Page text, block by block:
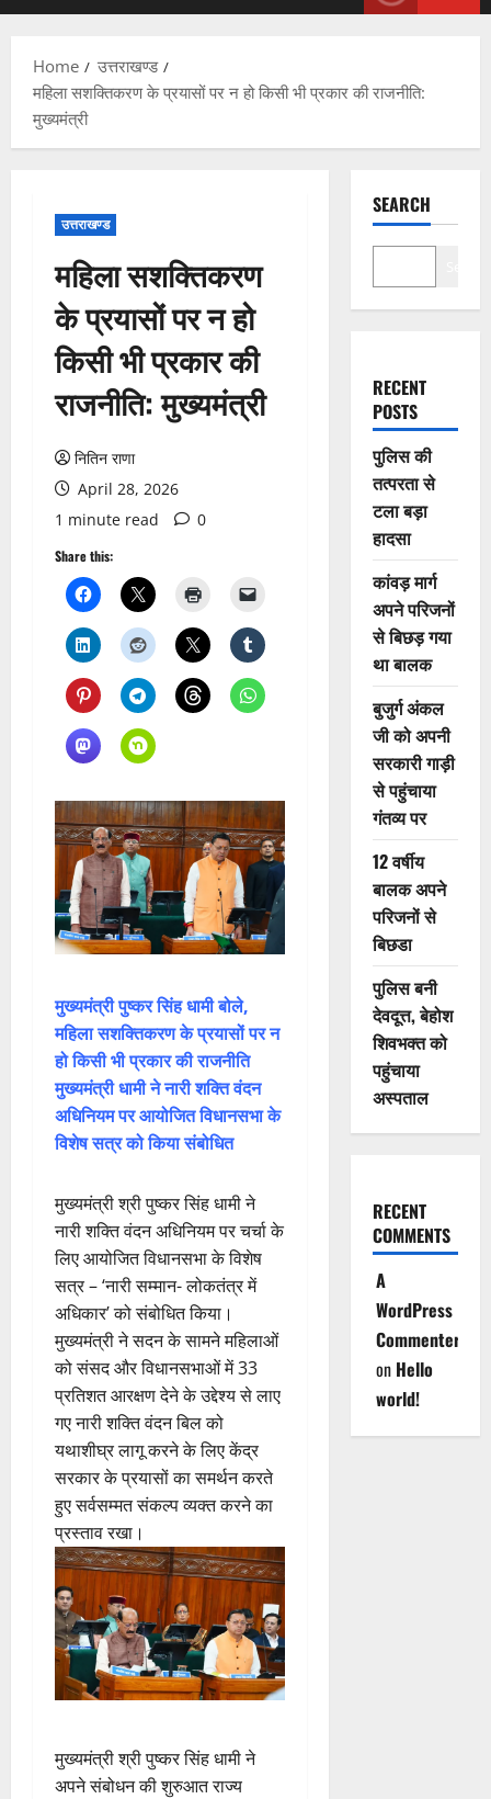
Home
उत्तराखण्ड
महिला सशक्तिकरण के प्रयासों पर न हो किसी भी प्रकार की राजनीति:
मुख्यमंत्री
उत्तराखण्ड
महिला सशक्तिकरण
के प्रयासों पर न हो
किसी भी प्रकार की
राजनीति: मुख्यमंत्री
नितिन राणा
April 28, 2026
1 minute read
0
Share this:
मुख्यमंत्री पुष्कर सिंह धामी बोले,
महिला सशक्तिकरण के प्रयासों पर न
हो किसी भी प्रकार की राजनीति
मुख्यमंत्री धामी ने नारी शक्ति वंदन
अधिनियम पर आयोजित विधानसभा के
विशेष सत्र को किया संबोधित
मुख्यमंत्री श्री पुष्कर सिंह धामी ने
नारी शक्ति वंदन अधिनियम पर चर्चा के
लिए आयोजित विधानसभा के विशेष
सत्र – ‘नारी सम्मान- लोकतंत्र में
अधिकार’ को संबोधित किया।
मुख्यमंत्री ने सदन के सामने महिलाओं
को संसद और विधानसभाओं में 33
प्रतिशत आरक्षण देने के उद्देश्य से लाए
गए नारी शक्ति वंदन बिल को
यथाशीघ्र लागू करने के लिए केंद्र
सरकार के प्रयासों का समर्थन करते
हुए सर्वसम्मत संकल्प व्यक्त करने का
प्रस्ताव रखा।
मुख्यमंत्री श्री पुष्कर सिंह धामी ने
अपने संबोधन की शुरुआत राज्य
SEARCH
RECENT
POSTS
पुलिस की
तत्परता से
टला बड़ा
हादसा
कांवड़ मार्ग
अपने परिजनों
से बिछड़ गया
था बालक
बुजुर्ग अंकल
जी को अपनी
सरकारी गाड़ी
से पहुंचाया
गंतव्य पर
12 वर्षीय
बालक अपने
परिजनों से
बिछडा
पुलिस बनी
देवदूत्त, बेहोश
शिवभक्त को
पहुंचाया
अस्पताल
RECENT
COMMENTS
A
WordPress
Commenter
on Hello
world!